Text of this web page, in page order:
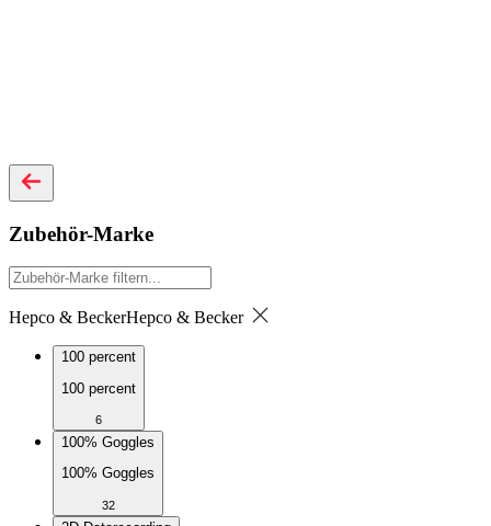
Zubehör-Marke
Hepco & BeckerHepco & Becker
100 percent
100 percent
6
100% Goggles
100% Goggles
32